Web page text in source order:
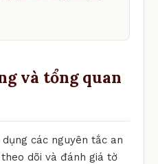
và tổng quan
các nguyên tắc an
dõi và đánh giá tờ